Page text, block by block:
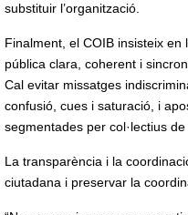
substituir l’organització.
Finalment, el COIB insisteix en
pública clara, coherent i
Cal evitar missatges
confusió, cues i saturació, i
segmentades per col·lectius
La transparència i la
ciutadana i preservar la